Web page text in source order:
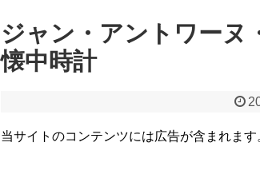
ジャン・アントワーヌ
懐中時計
当サイトのコンテンツには広告が含まれます